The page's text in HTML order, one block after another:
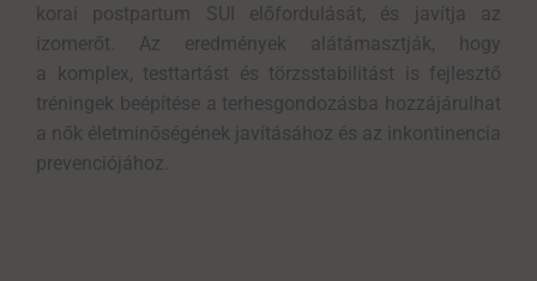
korai postpartum SUI előfordulását, és javítja az
izomerőt. Az eredmények alátámasztják, hogy
a komplex, testtartást és törzsstabilitást is fejlesztő
tréningek beépítése a terhesgondozásba hozzájárulhat
a nők életminőségének javításához és az inkontinencia
prevenciójához.